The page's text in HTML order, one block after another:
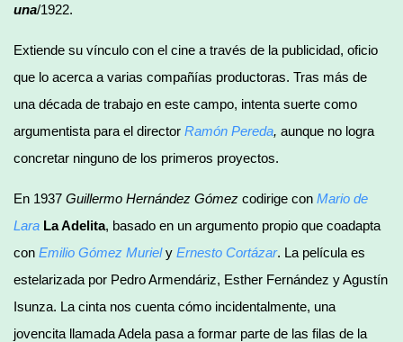
una/1922.
Extiende su vínculo con el cine a través de la publicidad, oficio
que lo acerca a varias compañías productoras. Tras más de
una década de trabajo en este campo, intenta suerte como
argumentista para el director Ramón Pereda, aunque no logra
concretar ninguno de los primeros proyectos.
En 1937 Guillermo Hernández Gómez codirige con Mario de
Lara La Adelita, basado en un argumento propio que coadapta
con Emilio Gómez Muriely Ernesto Cortázar. La película es
estelarizada por Pedro Armendáriz, Esther Fernández y Agustín
Isunza. La cinta nos cuenta cómo incidentalmente, una
jovencita llamada Adela pasa a formar parte de las filas de la